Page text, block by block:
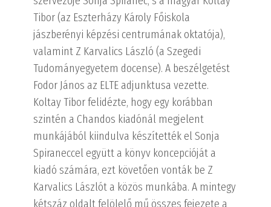
Tibor (az Eszterházy Károly Főiskola
jászberényi képzési centrumának oktatója),
valamint Z Karvalics László (a Szegedi
Tudományegyetem docense). A beszélgetést
Fodor János az ELTE adjunktusa vezette.
Koltay Tibor felidézte, hogy egy korábban
szintén a Chandos kiadónál megjelent
munkájából kiindulva készítették el Sonja
Spiraneccel együtt a könyv koncepcióját a
kiadó számára, ezt követően vonták be Z
Karvalics Lászlót a közös munkába. A mintegy
kétszáz oldalt felölelő mű összes fejezete a